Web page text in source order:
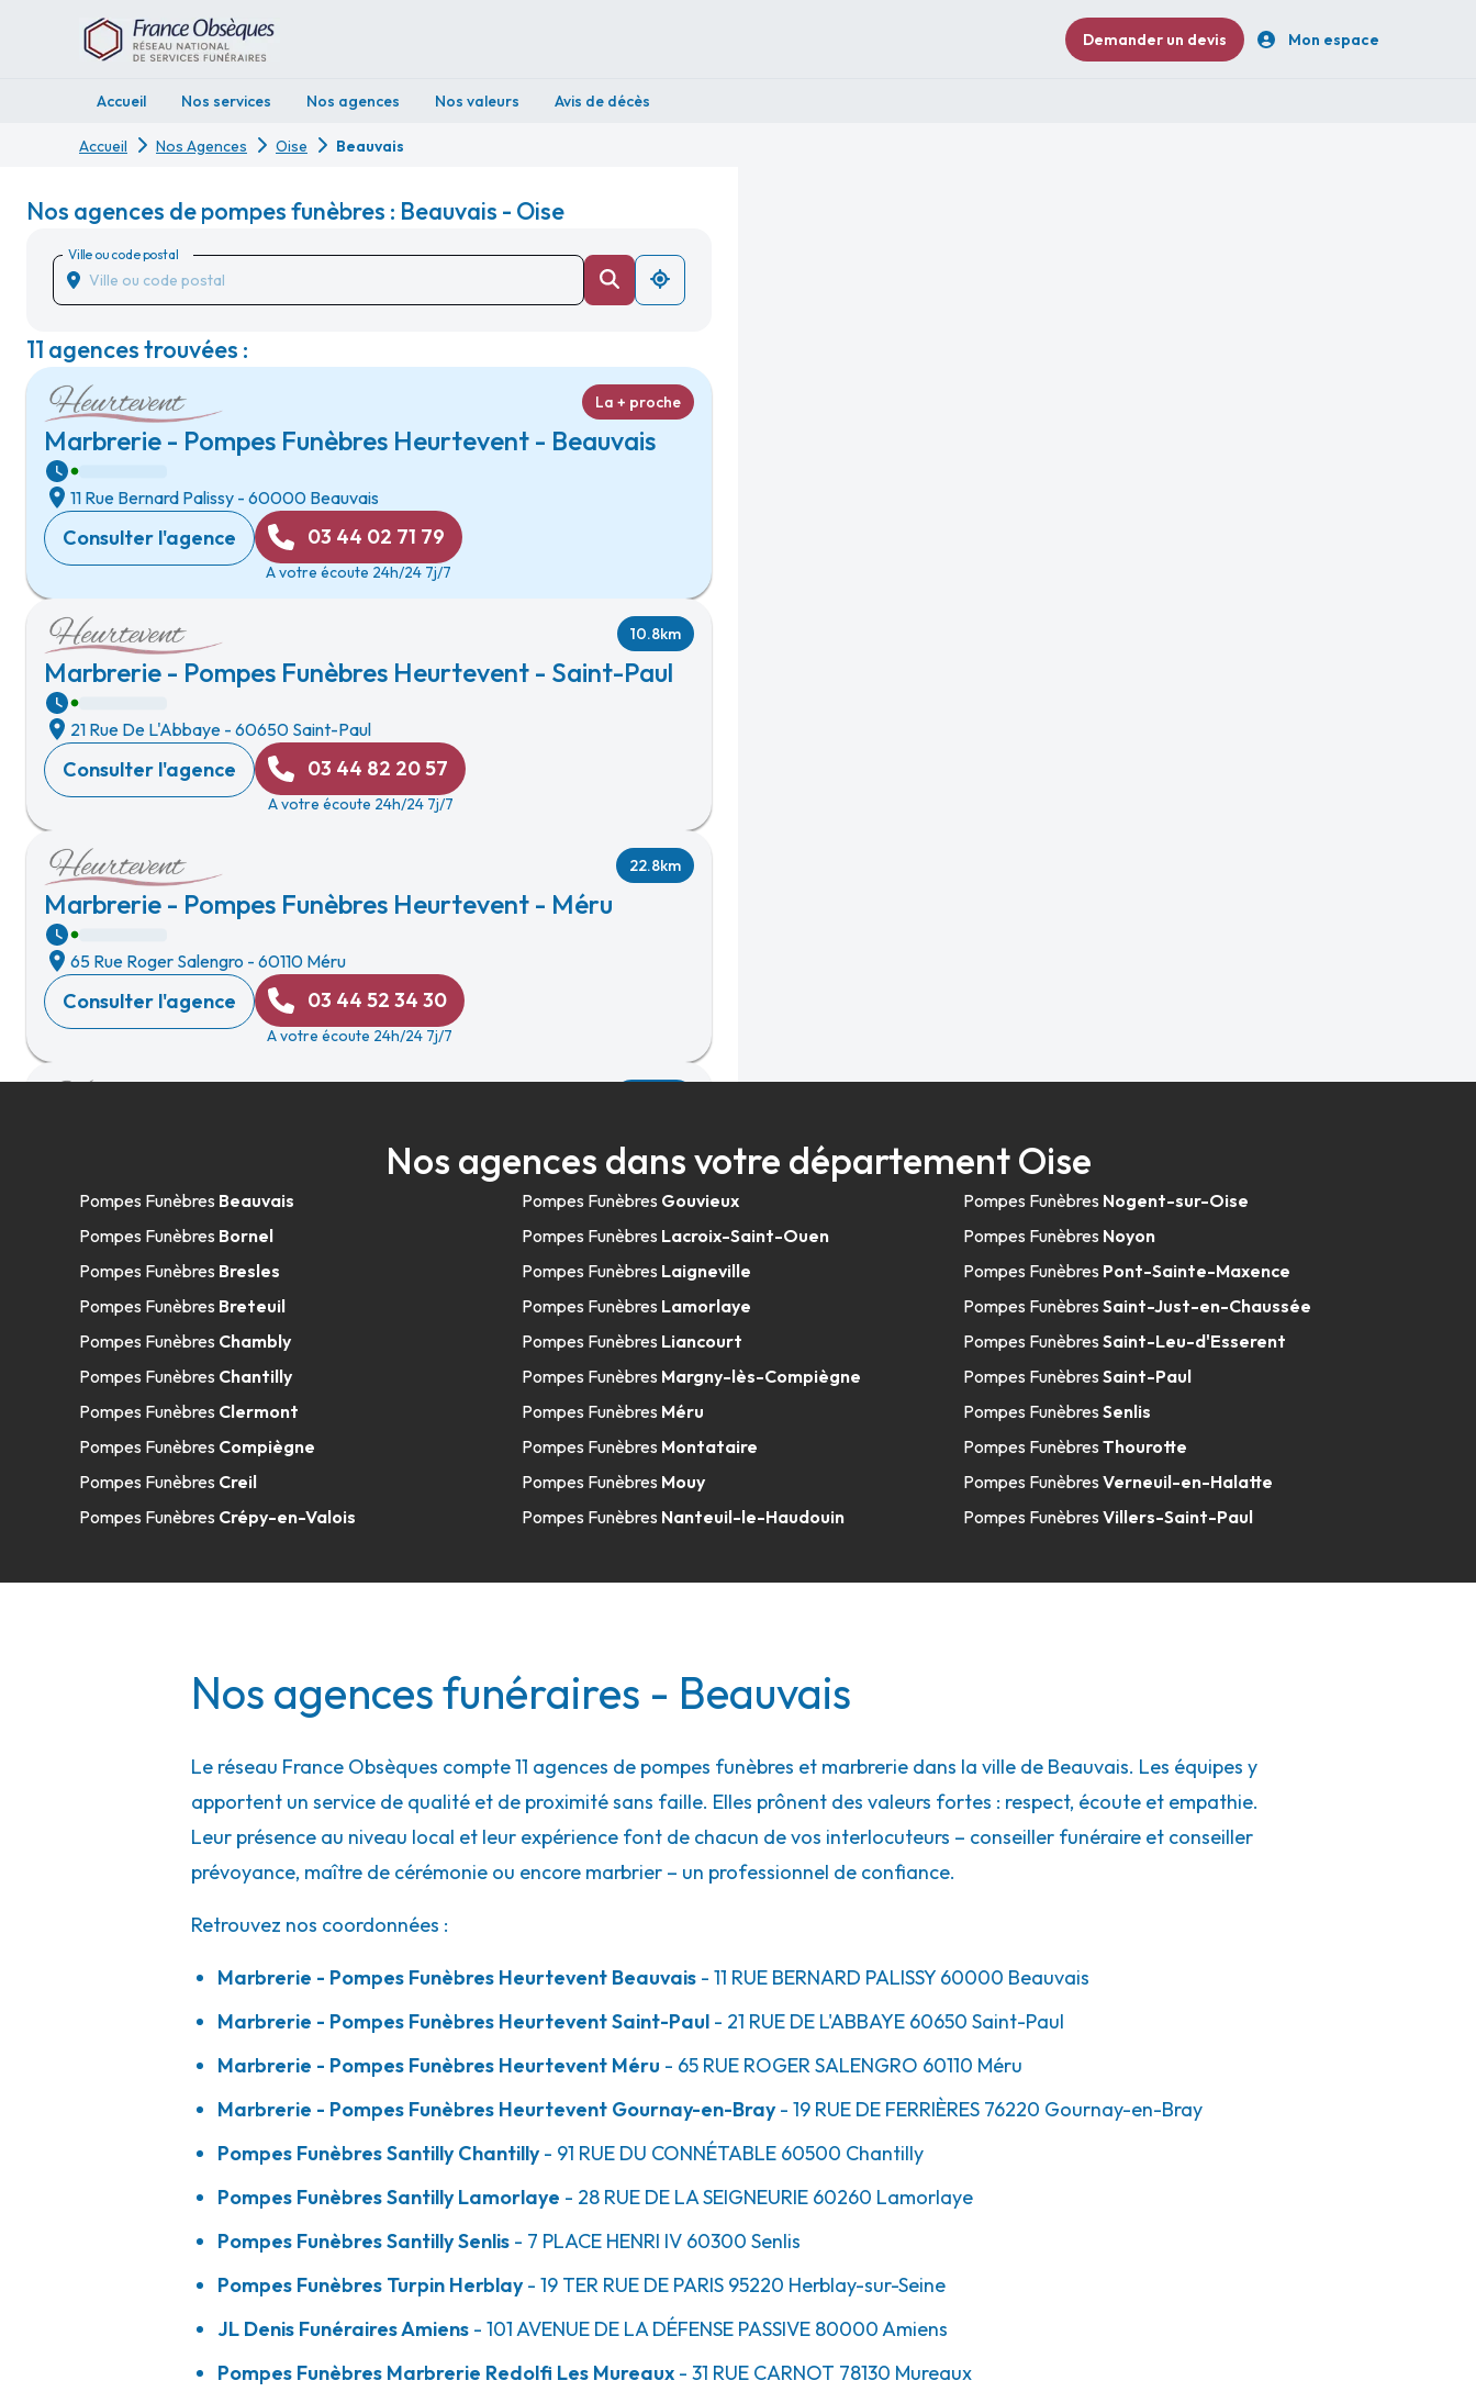
Demander un devis Mon espace
Accueil Nos services Nos agences Nos valeurs Avis de décès
Accueil Nos Agences Oise Beauvais
Nos agences de pompes funèbres : Beauvais - Oise
Ville ou code postal
11 agences trouvées :
Marbrerie - Pompes Funèbres Heurtevent - Beauvais
La + proche
11 Rue Bernard Palissy - 60000 Beauvais
Consulter l'agence 03 44 02 71 79
A votre écoute 24h/24 7j/7
Marbrerie - Pompes Funèbres Heurtevent - Saint-Paul
10.8km
21 Rue De L'Abbaye - 60650 Saint-Paul
Consulter l'agence 03 44 82 20 57
A votre écoute 24h/24 7j/7
Marbrerie - Pompes Funèbres Heurtevent - Méru
22.8km
65 Rue Roger Salengro - 60110 Méru
Consulter l'agence 03 44 52 34 30
A votre écoute 24h/24 7j/7
19 Rue De Ferrières -76220 Gournay-en-Bray
Consulter l'agence
A votre écoute 24h/24 7j/7
Pompes Funèbres Santilly - Chantilly
91 Rue Du Connétable-60500 Chantilly
Consulter l'agence
28 Rue De La Seigneurie- 60260 Lamorlaye
A votre écoute 24h/24 7j/7
Pompes Funèbres Santilly - Senlis
41.5km
-60300 Senlis
Pompes Funèbres Turpin - Herblay
51.0km
19 Ter Rue De Paris -95220 Herblay-sur-Seine
Consulter l'agence 01 39 31 49 80
A votre écoute 24h/24 7j/7
JL Denis Funéraires - Amiens
52.6km
101 Avenue De La Défense Passive-80000 Amiens
Nos agences dans votre département Oise
Pompes Funèbres Beauvais
Pompes Funèbres Bornel
Pompes Funèbres Bresles
Pompes Funèbres Breteuil
Pompes Funèbres Chambly
Pompes Funèbres Chantilly
Pompes Funèbres Clermont
Pompes Funèbres Compiègne
Pompes Funèbres Creil
Pompes Funèbres Crépy-en-Valois
Pompes Funèbres Gouvieux
Pompes Funèbres Lacroix-Saint-Ouen
Pompes Funèbres Laigneville
Pompes Funèbres Lamorlaye
Pompes Funèbres Liancourt
Pompes Funèbres Margny-lès-Compiègne
Pompes Funèbres Méru
Pompes Funèbres Montataire
Pompes Funèbres Mouy
Pompes Funèbres Nanteuil-le-Haudouin
Pompes Funèbres Nogent-sur-Oise
Pompes Funèbres Noyon
Pompes Funèbres Pont-Sainte-Maxence
Pompes FunèbresSaint-Just-en-Chaussée
Pompes FunèbresSaint-Leu-d'Esserent
Pompes FunèbresSaint-Paul
Pompes FunèbresSenlis
Pompes FunèbresThourotte
Pompes FunèbresVerneuil-en-Halatte
Pompes FunèbresVillers-Saint-Paul
Nos agences funéraires - Beauvais
Le réseau France Obsèques compte 11 agences de pompes funèbres et marbrerie dans la ville de Beauvais. Les équipes y
apportent un service de qualité et de proximité sans faille. Elles prônent des valeurs fortes : respect, écoute et empathie.
Leur présence au niveau local et leur expérience font de chacun de vos interlocuteurs – conseiller funéraire et conseiller
prévoyance, maître de cérémonie ou encore marbrier – un professionnel de confiance.
Retrouvez nos coordonnées :
Marbrerie - Pompes Funèbres Heurtevent Beauvais - 11 RUE BERNARD PALISSY 60000 Beauvais
Marbrerie - Pompes Funèbres Heurtevent Saint-Paul - 21 RUE DE L'ABBAYE 60650 Saint-Paul
Marbrerie - Pompes Funèbres Heurtevent Méru - 65 RUE ROGER SALENGRO 60110 Méru
Marbrerie - Pompes Funèbres Heurtevent Gournay-en-Bray- 19 RUE DE FERRIÈRES 76220 Gournay-en-Bray
Pompes Funèbres Santilly Chantilly- 91 RUE DU CONNÉTABLE 60500 Chantilly
Pompes Funèbres Santilly Lamorlaye - 28 RUE DE LA SEIGNEURIE 60260 Lamorlaye
Pompes Funèbres Santilly Senlis - 7 PLACE HENRI IV 60300 Senlis
Pompes Funèbres Turpin Herblay- 19 TER RUE DE PARIS 95220 Herblay-sur-Seine
JL Denis Funéraires Amiens - 101 AVENUE DE LA DÉFENSE PASSIVE 80000Amiens
Pompes Funèbres Marbrerie Redolfi Les Mureaux - 31 RUE CARNOT 78130 Mureaux